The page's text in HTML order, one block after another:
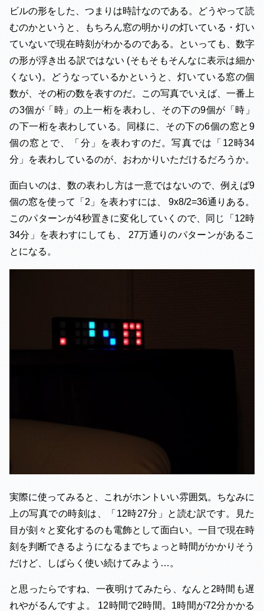
ビルの形をした、つまりは時計なのである。どうやって読
むのかというと、もちろん窓の明かりの灯いている・灯い
ていないで現在時刻がわかるのである。といっても、数字
の形が浮き出る訳ではない (そもそもそんなに表示は細か
くない)。どうなっているかというと、灯いている窓の個
数が、その桁の数を表すのだ。この写真でいえば、一番上
の3個が「時」の上一桁を表わし、その下の9個が「時」
の下一桁を表わしている。同様に、その下の6個の窓と9
個の窓とで、「分」を表わすのだ。写真では「12時34
分」を表わしているのが、おわかりいただけるだろうか。
面白いのは、数の表わし方は一意ではないので、例えば9
個の窓を使って「2」を表わすには、 9x8/2=36通りある。
このパターンが4秒置きに変化していくので、同じ「12時
34分」を表わすにしても、 27万通りのパターンがあるこ
とになる。
実際に使ってみると、これがホントいい雰囲気。ちなみに
上の写真での時刻は、「12時27分」と読む訳です。見た
目が刻々と変化するのも電飾として面白い。一目で現在時
刻を判断できるようになるまでちょっと時間がかかりそう
だけど、しばらく使い続けてみよう…。
と思ったらですね、一夜明けてみたら、なんと2時間も遅
れやがるんですよ。 12時間で2時間。1時間が72分かかる